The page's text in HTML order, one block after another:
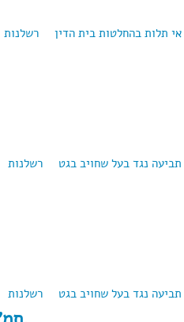
אי תלות בהחלטות בית הדין
רשלנות
תביעה נגד בעל שחויב בגט
רשלנות
תביעה נגד בעל שחויב בגט
רשלנות